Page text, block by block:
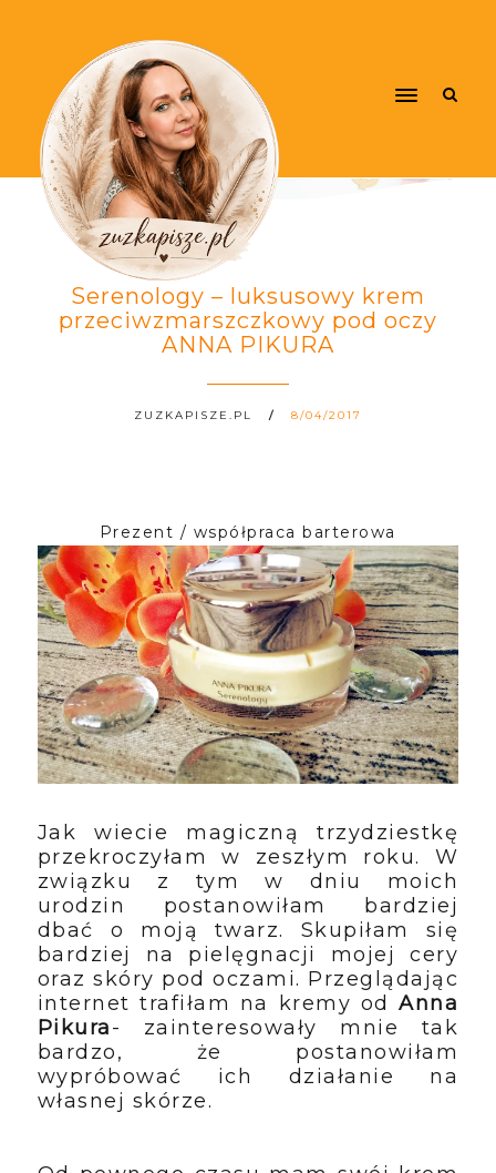
Serenology – luksusowy krem
przeciwzmarszczkowy pod oczy
ANNA PIKURA
ZUZKAPISZE.PL 8/04/2017
Prezent / współpraca barterowa
Jak wiecie magiczną trzydziestkę
przekroczyłam w zeszłym roku. W
związku z tym w dniu moich
urodzin postanowiłam bardziej
dbać o moją twarz. Skupiłam się
bardziej na pielęgnacji mojej cery
oraz skóry pod oczami. Przeglądając
internet trafiłam na kremy odAnna
Pikura- zainteresowały mnie tak
bardzo, że postanowiłam
wypróbować ich działanie na
własnej skórze.